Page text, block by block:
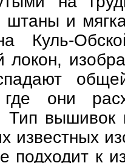
и
Куль-
локон,
где они
Тип
известных
подходит к